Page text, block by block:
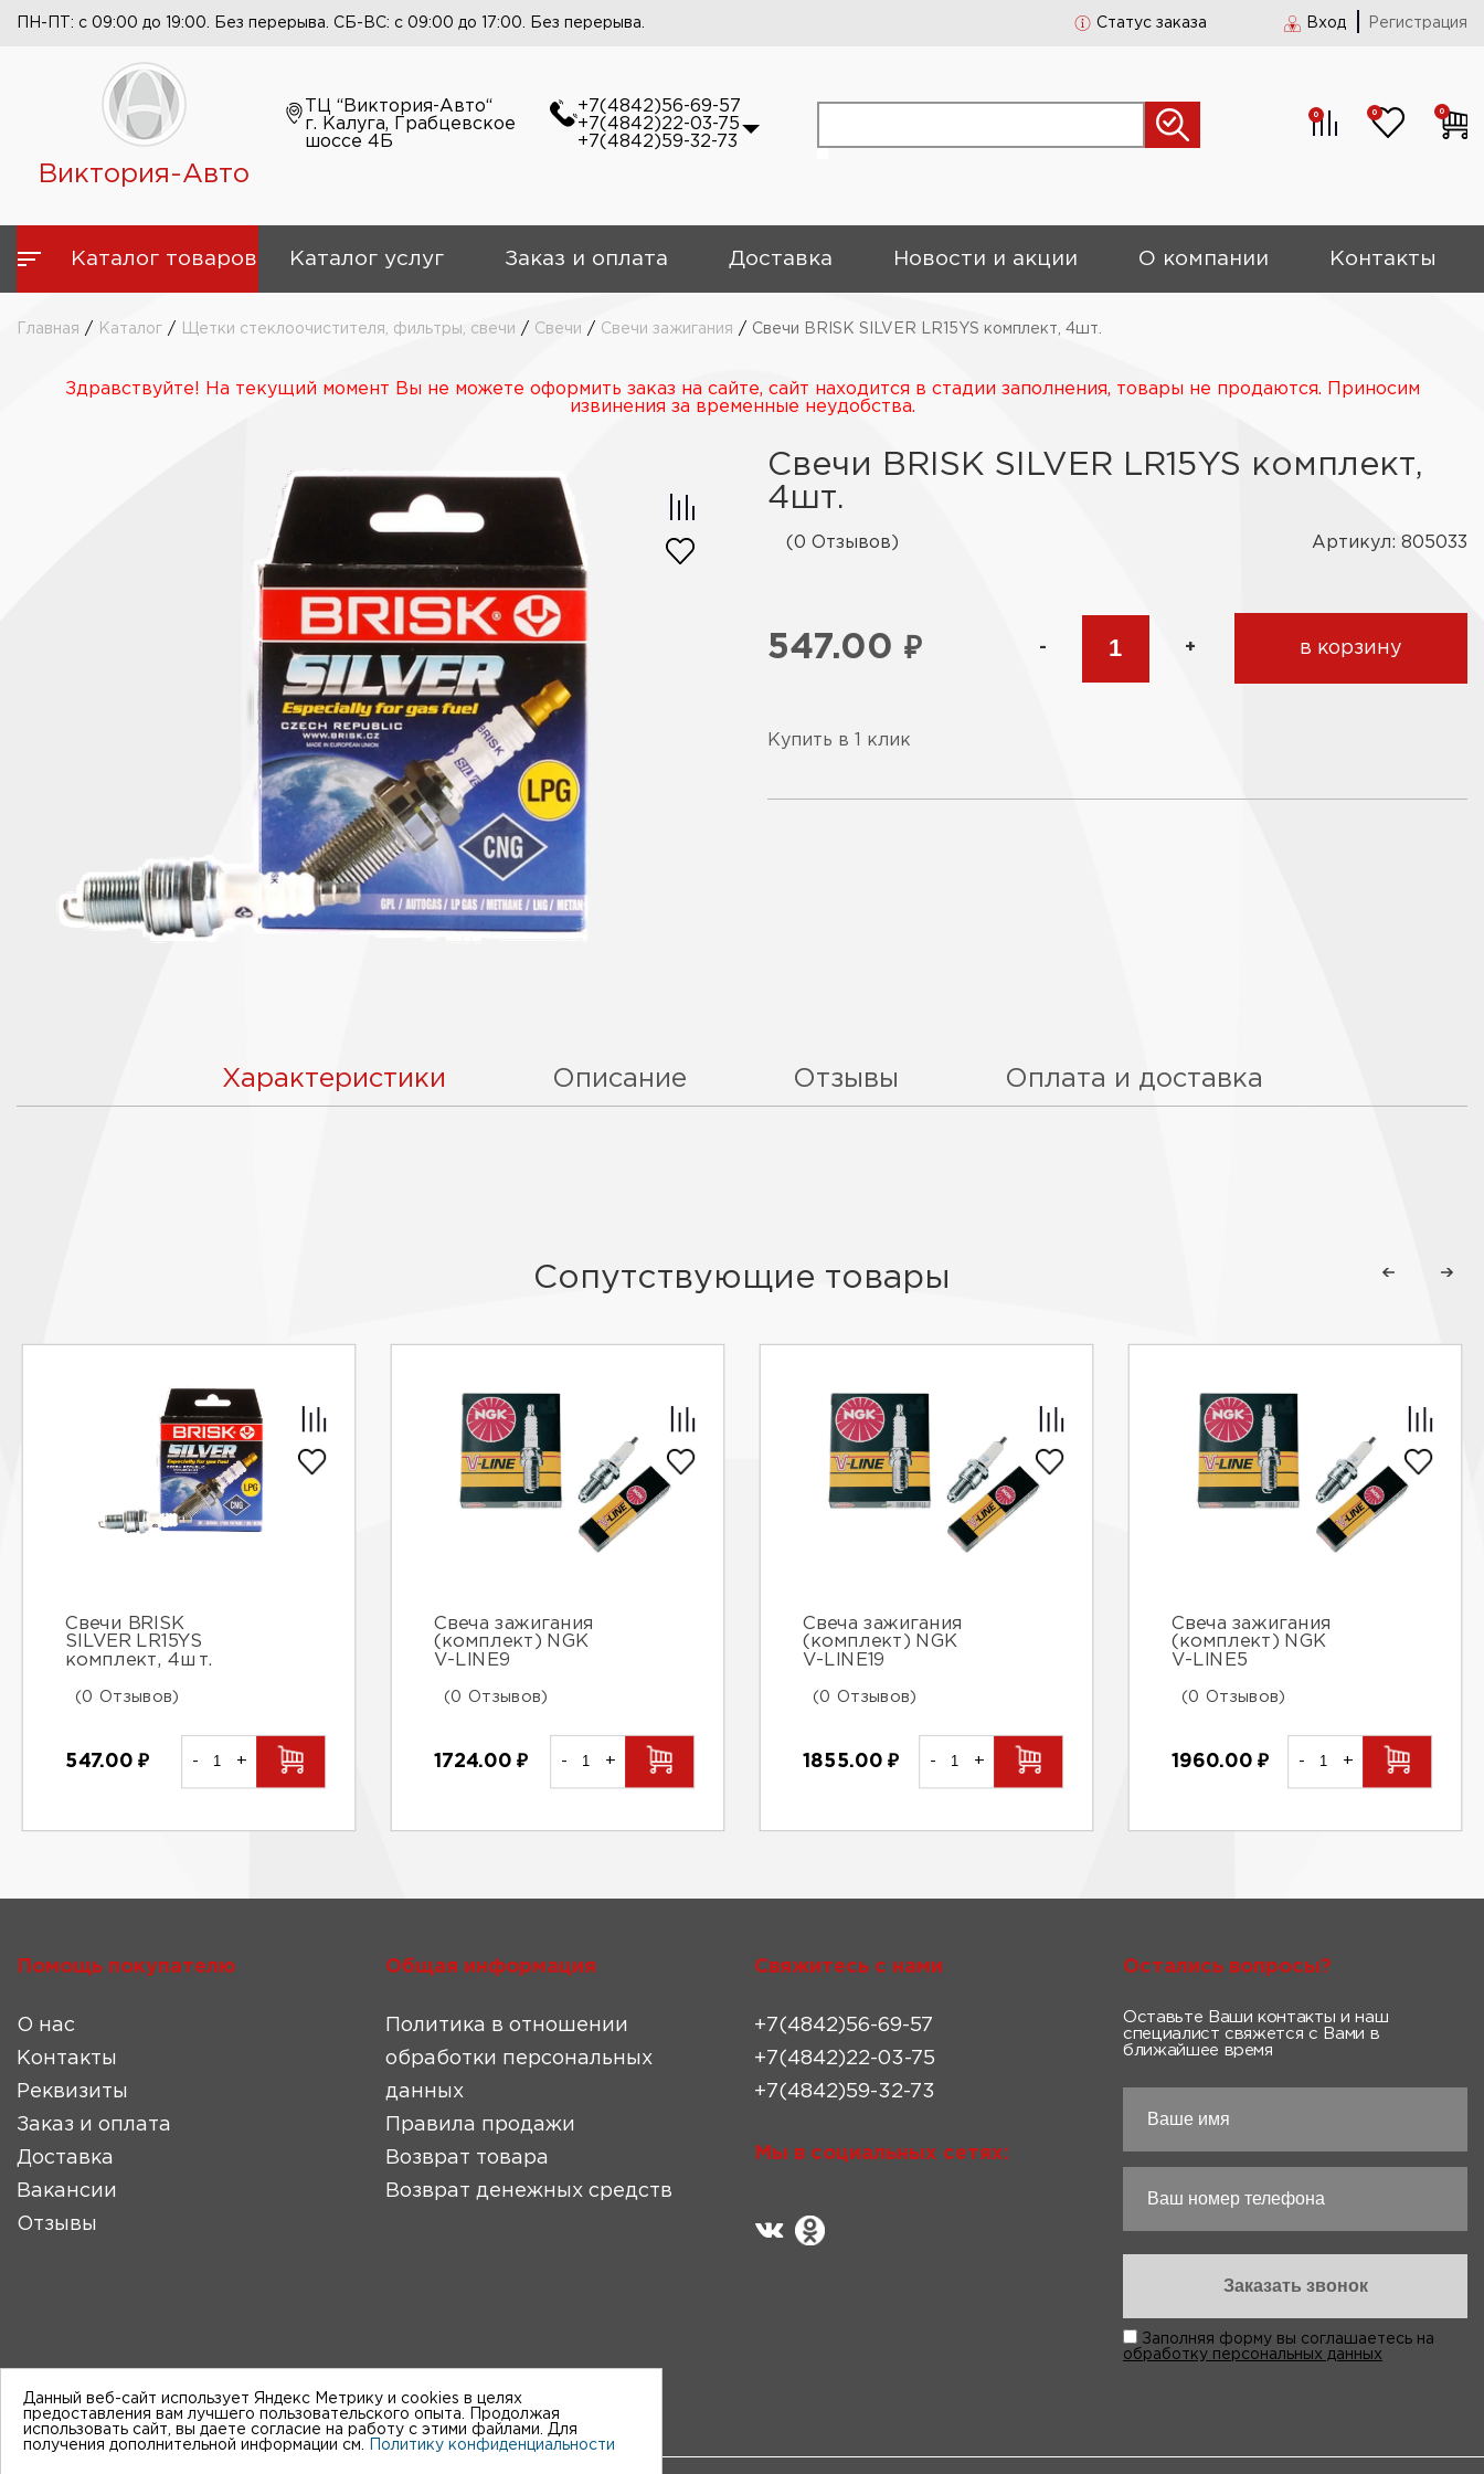
ПН-ПТ: с 09:00 до 19:00. Без перерыва. СБ-ВС: с 09:00 до 17:00. Без перерыва. Статус заказа Вход Регистрация
Виктория-Авто
ТЦ “Виктория-Авто“
г. Калуга, Грабцевское
шоссе 4Б
+7(4842)56-69-57
+7(4842)22-03-75
+7(4842)59-32-73
0 0 0
Каталог товаров Каталог услуг Заказ и оплата Доставка Новости и акции О компании Контакты
Главная / Каталог / Щетки стеклоочистителя, фильтры, свечи / Свечи / Свечи зажигания / Свечи BRISK SILVER LR15YS комплект, 4шт.
Здравствуйте! На текущий момент Вы не можете оформить заказ на сайте, сайт находится в стадии заполнения, товары не продаются. Приносим
извинения за временные неудобства.
Свечи BRISK SILVER LR15YS комплект,
4шт.
(0 Отзывов) Артикул: 805033
547.00 ₽ - + в корзину
Купить в 1 клик
Характеристики Описание Отзывы Оплата и доставка
Сопутствующие товары
Свечи BRISK
SILVER LR15YS
комплект, 4шт.
(0 Отзывов)
547.00₽ - +
Свеча зажигания
(комплект) NGK
V-LINE9
(0 Отзывов)
1724.00₽ - +
Свеча зажигания
(комплект) NGK
V-LINE19
(0 Отзывов)
1855.00₽ - +
Свеча зажигания
(комплект) NGK
V-LINE5
(0 Отзывов)
1960.00₽ - +
Помощь покупателю
О нас
Контакты
Реквизиты
Заказ и оплата
Доставка
Вакансии
Отзывы
Общая информация
Политика в отношении
обработки персональных
данных
Правила продажи
Возврат товара
Возврат денежных средств
Свяжитесь с нами
+7(4842)56-69-57
+7(4842)22-03-75
+7(4842)59-32-73
Мы в социальных сетях:
Остались вопросы?
Оставьте Ваши контакты и наш
специалист свяжется с Вами в
ближайшее время
Заполняя форму вы соглашаетесь на
обработку персональных данных
Данный веб-сайт использует Яндекс Метрику и cookies в целях
предоставления вам лучшего пользовательского опыта. Продолжая
использовать сайт, вы даете согласие на работу с этими файлами. Для
получения дополнительной информации см.
Политику конфиденциальности